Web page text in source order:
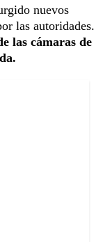
nuevos
las autoridades.
las cámaras de